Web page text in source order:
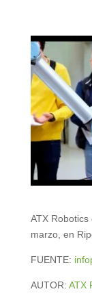
ATX
marzo, en
FUENTE:
AUTOR: ATX